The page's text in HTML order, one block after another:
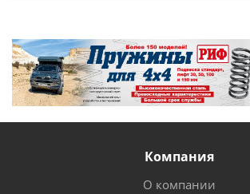
Компания
О компании